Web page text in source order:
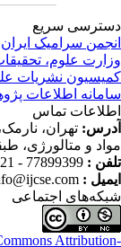
سریع
سرامیک ایران
علوم،
نشریات
اطلاعات
تماس
تهران،
و متالورژی،
:
77899399 - 021
:
info@ijcse.com
اجتماعی
Commons